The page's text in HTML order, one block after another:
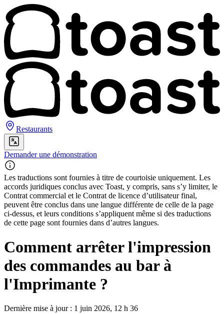
Restaurants
Demander une démonstration
Les traductions sont fournies à titre de courtoisie uniquement. Les
accords juridiques conclus avec Toast, y compris, sans s’y limiter, le
Contrat commercial et le Contrat de licence d’utilisateur final,
peuvent être conclus dans une langue différente de celle de la page
ci-dessus, et leurs conditions s’appliquent même si des traductions
de cette page sont fournies dans d’autres langues.
Comment arrêter l'impression
des commandes au bar à
l'Imprimante ?
Dernière mise à jour : 1 juin 2026, 12 h 36